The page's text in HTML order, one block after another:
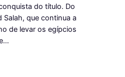
do título. Do
Salah, que continua a
de levar os egípcios